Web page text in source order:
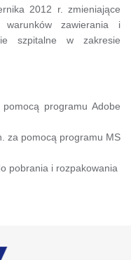
2012 r. zmieniające
zawierania i
szpitalne w zakresie
programu Adobe
za pomocą programu MS
pobrania i rozpakowania